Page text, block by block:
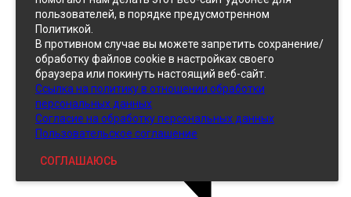
Кожзам
пользователей, в порядке предусмотренном
Политикой.
В противном случае вы можете запретить сохранение/
обработку файлов cookie в настройках своего
браузера или покинуть настоящий веб-сайт.
Ссылка на политику в отношении обработки
персональных данных
Согласие на обработку персональных данных
Пользовательское соглашение
СОГЛАШАЮСЬ